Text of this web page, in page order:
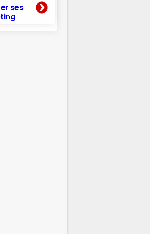
ses